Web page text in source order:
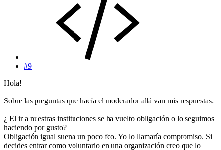
#9
Hola!
Sobre las preguntas que hacía el moderador allá van mis respuestas:
¿ El ir a nuestras instituciones se ha vuelto obligación o lo seguimos
haciendo por gusto?
Obligación igual suena un poco feo. Yo lo llamaría compromiso. Si
decides entrar como voluntario en una organización creo que lo